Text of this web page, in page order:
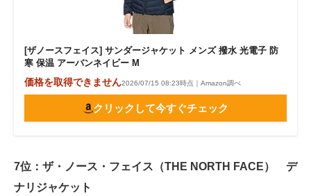
[ザノースフェイス] サンダージャケット メンズ 撥水 光電子 防
寒 保温 アーバンネイビー M
価格を取得できません2026/07/15 08:23時点｜Amazon調べ
クリックして今すぐチェック
7位：ザ・ノース・フェイス（THE NORTH FACE） デ
ナリジャケット